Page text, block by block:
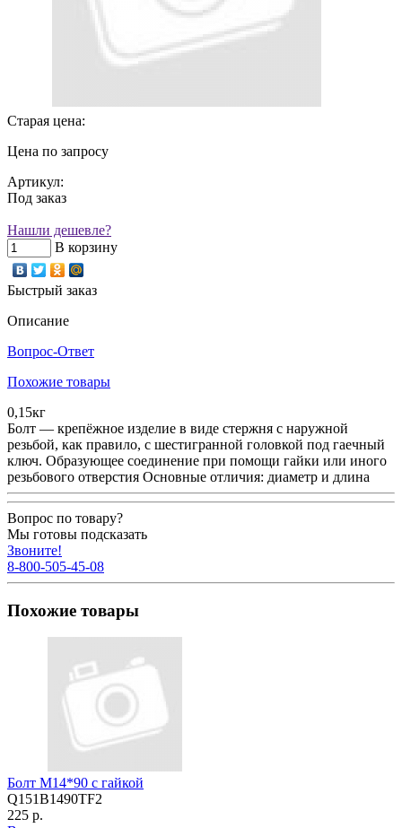
Старая цена:
Цена по запросу
Артикул:
Под заказ
Нашли дешевле?
В корзину
Быстрый заказ
Описание
Вопрос-Ответ
Похожие товары
0,15кг
Болт — крепёжное изделие в виде стержня с наружной
резьбой, как правило, с шестигранной головкой под гаечный
ключ. Образующее соединение при помощи гайки или иного
резьбового отверстия Основные отличия: диаметр и длина
Вопрос по товару?
Мы готовы подсказать
Звоните!
8-800-505-45-08
Похожие товары
Болт М14*90 с гайкой
Q151B1490TF2
225 р.